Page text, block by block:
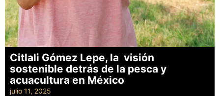
Citlali Gómez Lepe, la visión
sostenible detrás de la pesca y
acuacultura en México
julio 11, 2025